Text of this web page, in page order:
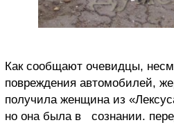
Как сообщают очевидцы,
повреждения автомобилей,
получила женщина из
но она была в сознании.